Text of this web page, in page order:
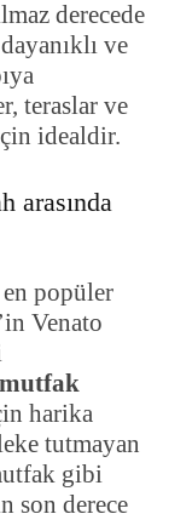
derecede
ve
teraslar ve
idealdir.
arasında
popüler
Venato
mutfak
harika
tutmayan
gibi
son derece